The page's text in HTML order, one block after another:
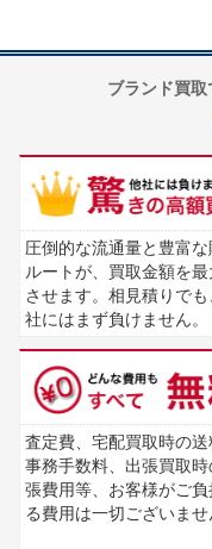
ブランド買
圧倒的な流通量と豊富な
ルートが、買取金額を
させます。相見積りで
社にはまず負けません。
査定費、宅配買取時の送
事務手数料、出張買取時
張費用等、お客様がご負
る費用は一切ございませ